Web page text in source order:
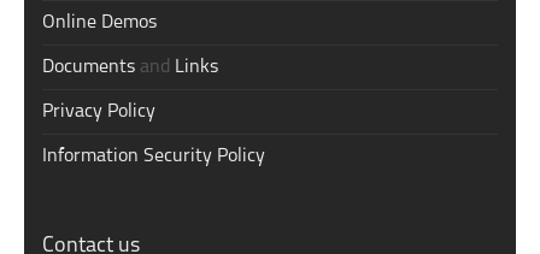
Online Demos
Documents and Links
Privacy Policy
Information Security Policy
Contact us